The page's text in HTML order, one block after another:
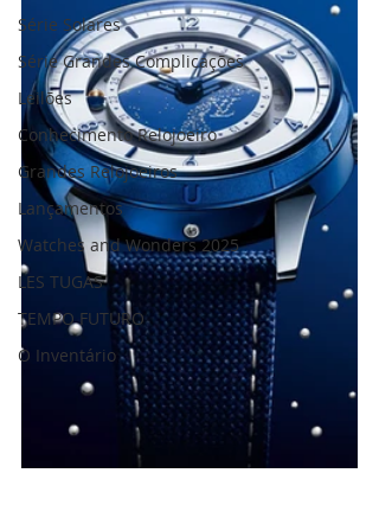
Série Solares
Série Grandes Complicações
Leilões
Conhecimento Relojoeiro
Grandes Relojoeiros
Lançamentos
Watches and Wonders 2025
LES TUGAS
TEMPO FUTURO
O Inventário